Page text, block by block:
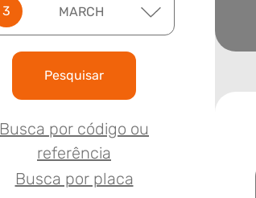
MARCH
Pesquisar
Busca por código ou
referência
Busca por placa